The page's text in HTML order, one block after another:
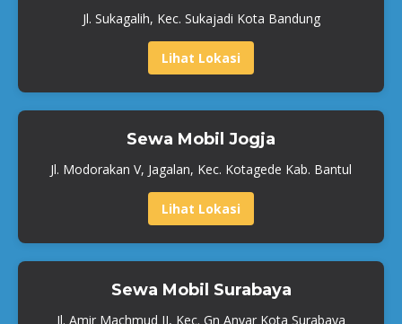
Jl. Sukagalih, Kec. Sukajadi Kota Bandung
Lihat Lokasi
Sewa Mobil Jogja
Jl. Modorakan V, Jagalan, Kec. Kotagede Kab. Bantul
Lihat Lokasi
Sewa Mobil Surabaya
Jl. Amir Machmud II, Kec. Gn Anyar Kota Surabaya